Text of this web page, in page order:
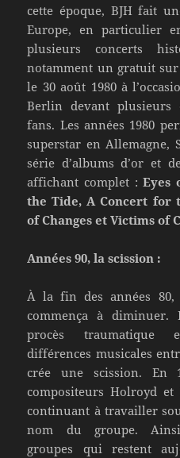
cette époque, BJH fait
Europe, en particulier
plusieurs concerts
notamment un gratuit sur
le 30 août 1980 à
Berlin devant plusieurs
fans. Les années 1980
superstar en Allemagne,
série d’albums d’or et
affichant complet :Eyes
the Tide, A Concert for
of Changes et Victims of
Années 90, la scission :
À la fin des années
commença à diminuer.
procès traumatique
différences musicales
crée une scission. En
compositeurs Holroyd et
continuant à travailler
nom du groupe.
groupes qui restent